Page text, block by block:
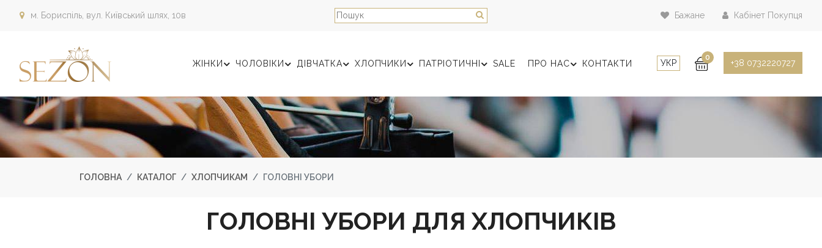
м. Бориспіль, вул. Київський шлях, 10в Бажане Кабінет Покупця
ЖІНКИ ЧОЛОВІКИ ДІВЧАТКА ХЛОПЧИКИ ПАТРІОТИЧНІ SALE ПРО НАС КОНТАКТИ УКР
0
+38 0732220727
ГОЛОВНА КАТАЛОГ ХЛОПЧИКАМ ГОЛОВНІ УБОРИ
ГОЛОВНІ УБОРИ ДЛЯ ХЛОПЧИКІВ